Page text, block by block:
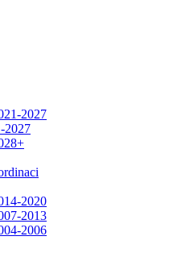
2027
2027
2020
2013
2006